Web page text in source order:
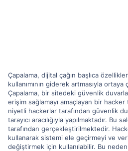
Çapalama, dijital çağın başlıca
kullanımının giderek artmasıyla
Çapalama, bir sitedeki güvenlik
erişim sağlamayı amaçlayan bir
niyetli hackerlar tarafından güvenlik
tarayıcı aracılığıyla yapılmaktadır. Bu
tarafından gerçekleştirilmektedir.
kullanarak sistemi ele geçirmeyi ve
değiştirmek için kullanılabilir. Bu